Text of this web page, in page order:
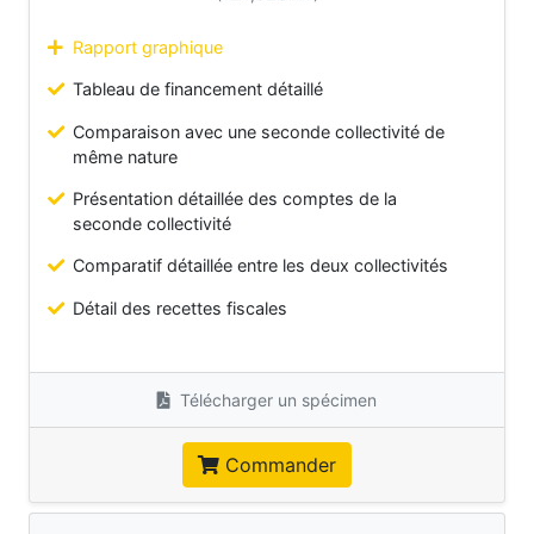
Rapport graphique
Tableau de financement détaillé
Comparaison avec une seconde collectivité de
même nature
Présentation détaillée des comptes de la
seconde collectivité
Comparatif détaillée entre les deux collectivités
Détail des recettes fiscales
Télécharger un spécimen
Commander